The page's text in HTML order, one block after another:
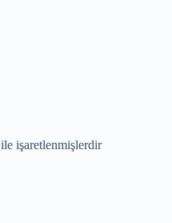
ile işaretlenmişlerdir